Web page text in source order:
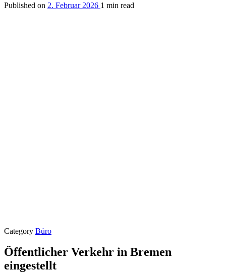
Published on 2. Februar 2026 1 min read
Category Büro
Öffentlicher Verkehr in Bremen
eingestellt